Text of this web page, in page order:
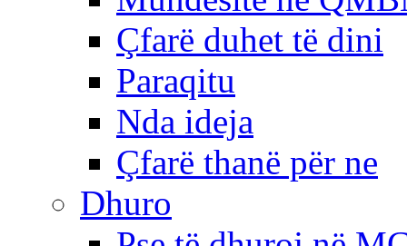
Çfarë duhet të dini
Paraqitu
Nda ideja
Çfarë thanë për ne
Dhuro